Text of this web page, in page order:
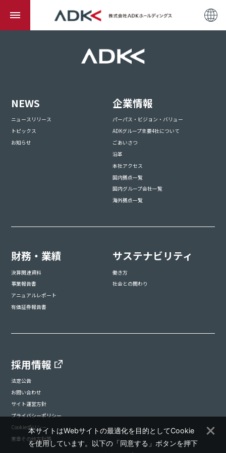
NEWS
ニュースリリース
トピックス
お知らせ
企業情報
パーパス・ビジョン・バリュー
ADKグループ主要4社について
ごあいさつ
沿革
本社アクセス
国内拠点一覧
国内グループ会社一覧
海外拠点一覧
財務・業績
決算関連資料
事業報告書
アニュアルレポート
有価証券報告書
サステナビリティ
働き方
社会との関わり
採用情報
法定公告
お問い合わせ
サイト運営方針
プライバシーポリシー
Cookieポリシー
憲章その他方針等
本サイトはWebサイトの最適化を目的としてCookie
を使用しています。以下の「同意する」ボタンを押下